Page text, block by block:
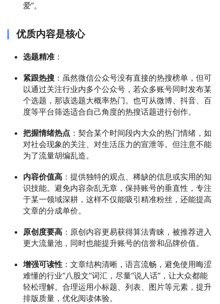
爱”。
优质内容是核心
选题精准 ：
紧跟热搜 ：虽然微信公众号没有直接的热搜榜单，但可
以通过关注行业内多个公众号，若众多账号同时发布某
个选题，那该选题大概率热门。也可从微博、抖音、百
度等平台筛选适合自己角度的热搜话题进行创作。
把握情绪热点 ：契合某个时间段内大众的热门情绪，如
对社会现象的关注、对生活压力的宣泄等。但注意不能
为了流量胡编乱造。
内容价值高 ：提供独特的观点、稀缺的信息或实用的知
识技能。避免内容杂乱无章，保持账号的垂直性，专注
于某一领域深耕，这样不仅能吸引精准粉丝，还能提高
文章的分成单价。
原创度要高 ：原创内容更易获得算法青睐，被推荐进入
更大流量池，同时也能提升账号的信誉和品牌价值。
增强可读性 ：文章结构清晰，语言流畅，避免使用晦涩
难懂的行业“八股文”词汇，尽量“说人话”，让大众都能
轻松理解。合理运用小标题、列表、图片等元素，提升
排版质量，优化阅读体验。